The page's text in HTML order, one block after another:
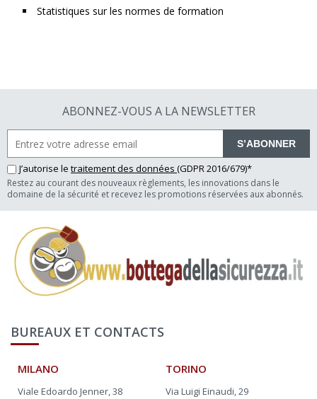
Statistiques sur les normes de formation
ABONNEZ-VOUS A LA NEWSLETTER
S’ABONNER
J’autorise le traitement des données (GDPR 2016/679)*
Restez au courant des nouveaux règlements, les innovations dans le
domaine de la sécurité et recevez les promotions réservées aux abonnés.
BUREAUX ET CONTACTS
MILANO
Viale Edoardo Jenner, 38
TORINO
Via Luigi Einaudi, 29